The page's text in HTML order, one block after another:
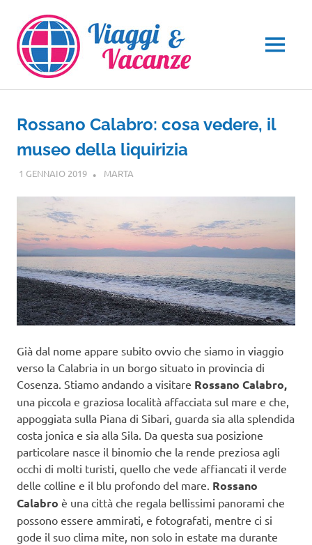
contenuto
MENU
Rossano Calabro: cosa vedere, il
museo della liquirizia
1 GENNAIO 2019 MARTA
Già dal nome appare subito ovvio che siamo in viaggio
verso la Calabria in un borgo situato in provincia di
Cosenza. Stiamo andando a visitare Rossano Calabro,
una piccola e graziosa località affacciata sul mare e che,
appoggiata sulla Piana di Sibari, guarda sia alla splendida
costa jonica e sia alla Sila. Da questa sua posizione
particolare nasce il binomio che la rende preziosa agli
occhi di molti turisti, quello che vede affiancati il verde
delle colline e il blu profondo del mare. Rossano
Calabro è una città che regala bellissimi panorami che
possono essere ammirati, e fotografati, mentre ci si
gode il suo clima mite, non solo in estate ma durante